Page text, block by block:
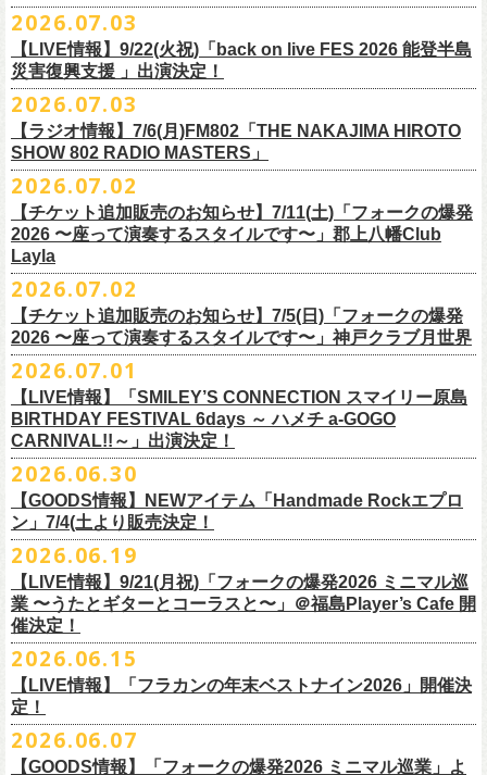
◎フラワーカンパニーズ 「フラカンのクアトロツアー
2026」
・10/10(土)渋谷クラブクアトロ OPEN 16:15 START 17:00 問：ネ
クストロード
チケットぴあ
イープラス
ローチケ
・10/24(土)広島クラブクアトロ OPEN 16:15 START 17:00 問：キ
ャンディー・プロモーション
チケットぴあ
イープラス
ローチケ
・10/25(日)梅田クラブクアトロ OPEN 15:15 START 16:00 問：清
水音泉
湯仲間販売所
チケットぴあ
イープラス
ローチケ
・11/1(日)名古屋クラブクアトロ OPEN 15:15 START 16:00 問：
JAIL HOUSE
チケットぴあ
イープラス
ローチケ
＜全公演共通＞
◎チャリティーグッズ「思いのチャーム」（*リフレクターチャーム）
価格：各600円（税込）
カラー：白、緑、赤オレンジ
11月1日、2日に@Zepp DiverCity Tokyoで開催されるSHELTER35周年を
締めくくるファイナル2DAYSイベント「SHELTER 35th Anniversary
Finale ” ZeppがSHELTERになります ” 」のDAY2にフラワーカンパニーズ
の出演が決定！
SHELTER35周年を締めくくるファイナルをサバシスターと一緒にお祝い
させていただきます！
◎「SHELTER 35th Anniversary Finale ” ZeppがSHELTERになります ”
DAY2」
日時：2026年11月2日(月)
会場：Zepp DiverCity Tokyo
出演：サバシスター、フラワーカンパニーズ
チケット料金：オールスタンディング：¥3,935、２Ｆ指定：¥3,935 ※
ドリンク代別 ※未就学児入場不可
☆最速先行受付スタート！
https://eplus.jp/sf/detail/4579890001-P0030001P0030002?
P6=001&P1=0402&P59=1&block=true
その他詳細：イベントオフィシャルサイト
問い合わせ：HOTSTUFF 050-5211-6077(平日12:00-18:00)
・ファンクラブ優先でご購入の方は ヤングフラワーズ
flocommail@youngflowers.jp まで
・プレイガイドでご購入の方は flowerotegami@gmail.com まで
ご連絡いただきますようお願い致します。
ご来場くださる皆様はどうぞお気をつけて会場までいらしてください。
フラワーカンパニーズ メンバー、スタッフ一同
9/19(土)開催「いしがきMUSIC FESTIVAL2026」に出演決定！
今年はマチナカステージにてアコースティックライブの出演となりま
す。
8/1(土)12:00よりチケット一般発売スタート！
お待ちしております！
◎「いしがきMUSIC FESTIVAL2026」
日程：026年9月19日(土)
会場：岩手県盛岡市盛岡城跡公園を中心に開催
チケット発売日：8月1日(土)12:00
その他詳細：OFFICIAL SITE：
#いしがき2026
#いしがきミュージックフェスティバル
◎「Handmade Rockふきん」
価格：￥1,200(税込）
カラー：レッド , ブルー
素材：綿 100％
サイズ：28 × 28 cm
生地：8重ガーゼふきん
開場15:30 開演16:00
＜振替日程＞
■2026年12月18日（金） 鶴 5周⽬の47都道府県ツアー「鶴フェスへの
道」福島県公演
開場18:30 開演19:00
会場：福島県・OUTLINE 出演：鶴 / フラワーカンパニーズ
※開場開演時間が変更になります。ご注意ください。
詳細：https://afrock.jp/live/
ーーーーーーーーーーー
＊振替公演にご来場が難しい方へ以下払い戻しのご案内です。
＜払い戻し期間＞
7月13日 10:00～7月27日 23:59
※TSURUKAI先行、その他プレイガイドなどで4月19日福島公演のご購入
済チケットをお持ちの方はそのまま使用可能となります。
【チケットぴあにてご購入のお客様】
払戻方法は、チケットの受取方法や支払方法などにより異なります。
下記 URL よりどの払戻方法になるのか確認してください。
http://t.pia.jp/guide/refund.jsp
<お問合せ> チケットぴあ
【イープラスにてご購入のお客様】
払戻方法は、チケットの受取方法や支払方法により異なります。
詳細は下記の払戻方法チャートをご確認ください。
＜公演変更／延期 払戻方法確認チャート＞
12/2(水)恵比寿LIQUIDROOMで開催される奥野真哉さんの祝・還暦イベン
トにフラワーカンパニーズの出演が決定！
グレートマエカワ、竹安堅一が参加するうつみようこ＆Yokoloco Bandも
ハウスバンドとして参加いたします。
2026.07.03
【LIVE情報】9/22(火祝)「back on live FES 2026 能登半島
災害復興支援 」出演決定！
9/22(火祝)富山駅周辺5会場で開催されるサーキットフェス「back on live
FES 2026 能登半島災害復興支援」にフラワーカンパニーズの出演が決
定！
出演する会場など詳細は後日発表となります。
2026.07.03
【ラジオ情報】7/6(月)FM802「THE NAKAJIMA HIROTO
SHOW 802 RADIO MASTERS」
■7月6日(月)14:00〜17:51 FM802「THE NAKAJIMA HIROTO SHOW 802
RADIO MASTERS」
＊鈴木圭介、グレートマエカワ 生出演(17:00台出演予定）
https://funky802.com/masters/
2026.07.02
【チケット追加販売のお知らせ】7/11(土)「フォークの爆発
2026 〜座って演奏するスタイルです〜」郡上八幡Club
Layla
チケット完売となっておりました7/11(土)開催「フォークの爆発2026 〜
2026.07.02
【チケット追加販売のお知らせ】7/5(日)「フォークの爆発
2026 〜座って演奏するスタイルです〜」神戸クラブ月世界
2026.07.01
【LIVE情報】「SMILEY’S CONNECTION スマイリー原島
BIRTHDAY FESTIVAL 6days ～ ハメチ a-GOGO
CARNIVAL!!～」出演決定！
2026年9月2日〜6日に開催される
「SMILEY’S CONNECTION スマイリー原島 BIRTHDAY FESTIVAL
6days ～ ハメチ a-GOGO CARNIVAL!!～」出演決定！
フラワーカンパニーズは
CLUB Queに出演致します。
2026.06.30
【GOODS情報】NEWアイテム「Handmade Rockエプロ
ン」7/4(土より販売決定！
7/4(土)「フォークの爆発2026 〜座って演奏するスタイルです〜」＠倉敷
新渓園敬倹堂より、グッズにNEWアイテムが登場！
新たな企画「Handmade Rock」シリーズ第一弾として、初アイテム、エ
プロンを販売いたします！
お料理の時だけでなく、お掃除やDIY作業の時など、いろんなシチュエー
ションでご利用いただけるおすすめアイテムです。
ぜひチェックしてくださいね！
2026.06.19
【LIVE情報】9/21(月祝)「フォークの爆発2026 ミニマル巡
業 〜うたとギターとコーラスと〜」＠福島Player’s Cafe 開
催決定！
2026.06.15
【LIVE情報】「フラカンの年末ベストナイン2026」開催決
定！
2026.06.07
【GOODS情報】「フォークの爆発2026 ミニマル巡業」よ